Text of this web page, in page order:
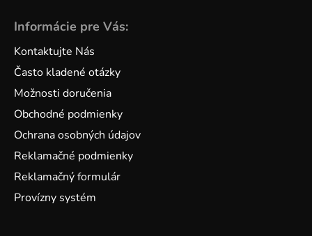
Informácie pre Vás:
Kontaktujte Nás
Často kladené otázky
Možnosti doručenia
Obchodné podmienky
Ochrana osobných údajov
Reklamačné podmienky
Reklamačný formulár
Provízny systém